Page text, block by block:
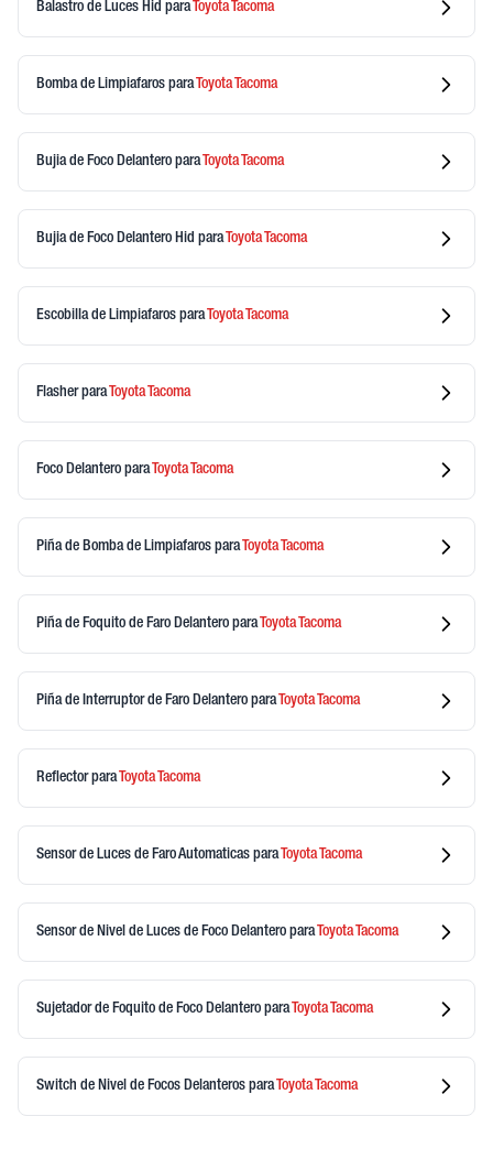
Balastro de Luces Hid paraToyotaTacoma
Bomba de Limpiafaros paraToyotaTacoma
Bujia de Foco Delantero paraToyotaTacoma
Bujia de Foco Delantero Hid paraToyotaTacoma
Escobilla de Limpiafaros paraToyotaTacoma
FlasherparaToyotaTacoma
Foco Delantero paraToyotaTacoma
Piña de Bomba de Limpiafaros paraToyotaTacoma
Piña de Foquito de Faro Delantero paraToyotaTacoma
Piña de Interruptor de Faro Delantero paraToyotaTacoma
ReflectorparaToyotaTacoma
Sensor de Luces de Faro Automaticas paraToyotaTacoma
Sensor de Nivel de Luces de Foco Delantero paraToyotaTacoma
Sujetador de Foquito de Foco Delantero paraToyotaTacoma
Switch de Nivel de Focos Delanteros paraToyotaTacoma